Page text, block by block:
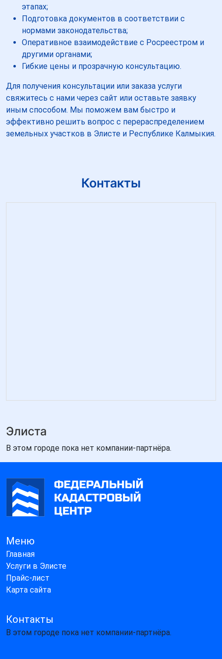
этапах;
Подготовка документов в соответствии с
нормами законодательства;
Оперативное взаимодействие с Росреестром и
другими органами;
Гибкие цены и прозрачную консультацию.
Для получения консультации или заказа услуги
свяжитесь с нами через сайт или оставьте заявку
иным способом. Мы поможем вам быстро и
эффективно решить вопрос с перераспределением
земельных участков в Элисте и Республике Калмыкия.
Контакты
Элиста
В этом городе пока нет компании-партнёра.
Меню
Главная
Услуги в Элисте
Прайс-лист
Карта сайта
Контакты
В этом городе пока нет компании-партнёра.